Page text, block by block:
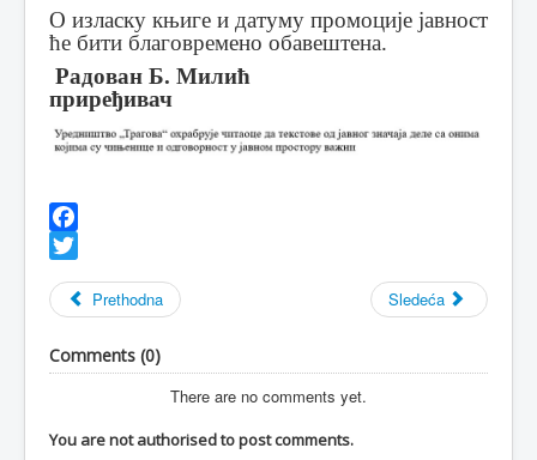
О изласку књиге и датуму промоције јавност
ће бити благовремено обавештена.
Радован Б. Милић
приређивач
Facebook
Prethodna
Sledeća
Comments (0)
There are no comments yet.
You are not authorised to post comments.